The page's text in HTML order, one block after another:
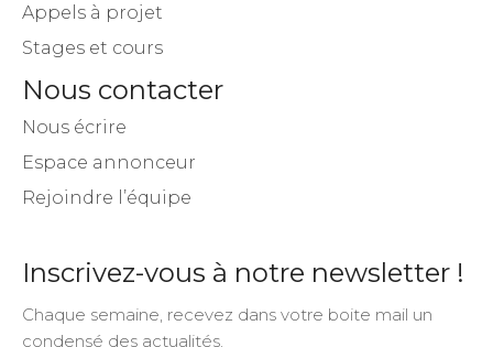
Appels à projet
Stages et cours
Nous contacter
Nous écrire
Espace annonceur
Rejoindre l’équipe
Inscrivez-vous à notre newsletter !
Chaque semaine, recevez dans votre boite mail un
condensé des actualités.